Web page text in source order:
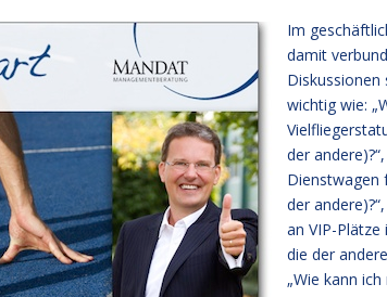
Im
damit
Diskussionen
wichtig wie:
der
Dienstwagen
der
an VIP-
die der
„Wie kann